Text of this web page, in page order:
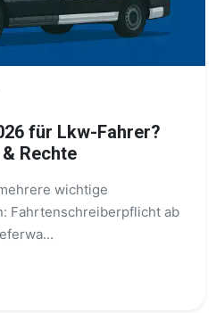
für Lkw-Fahrer?
Rechte
wichtige
Fahrtenschreiberpflicht ab